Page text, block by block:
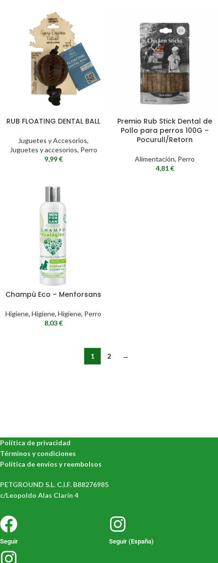
RUB FLOATING DENTAL BALL
Juguetes y Accesorios,
Juguetes y accesorios, Perro
9,99€
Premio Rub Stick Dental de
Pollo para perros 100G –
Pocurull/Retorn
Alimentación, Perro
4,81€
Champú Eco – Menforsans
Higiene, Higiene, Higiene, Perro
8,03€
1 2 →
Política de privacidad
Términos y condiciones
Política de envíos y reembolsos
PETGROUND S.L. C.I.F. B88276985
c/Leopoldo Alas Clarín 4
Seguir Seguir (España)